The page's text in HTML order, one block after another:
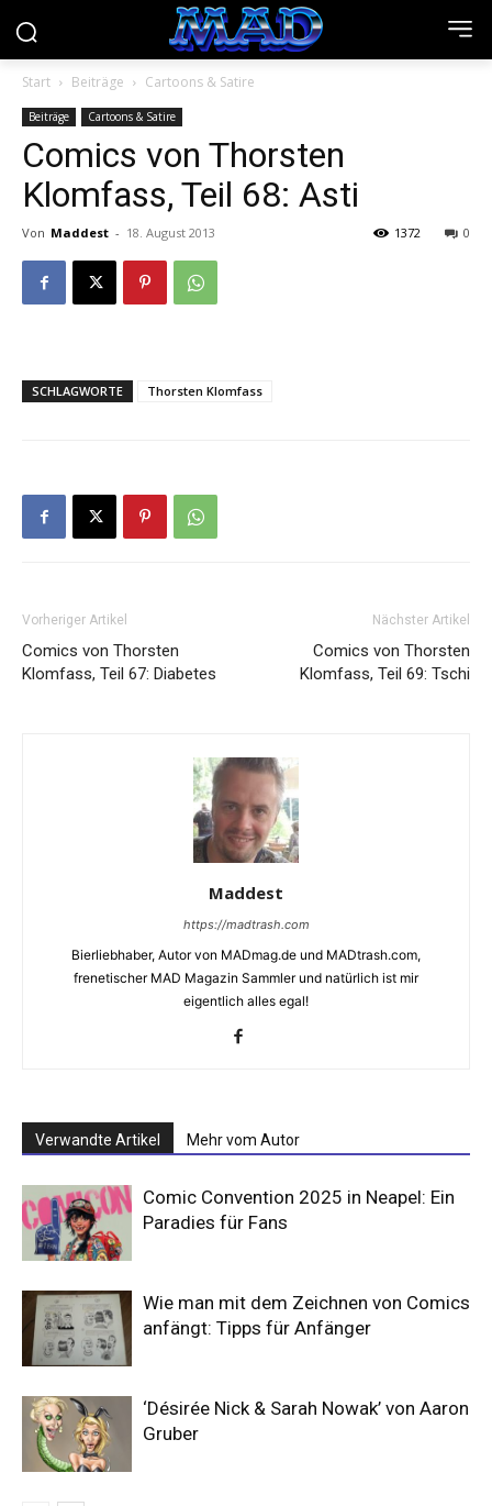
Start Beiträge Cartoons & Satire
Beiträge Cartoons & Satire
Comics von Thorsten
Klomfass, Teil 68: Asti
Von Maddest - 18. August 2013 0
1372
SCHLAGWORTE Thorsten Klomfass
Vorheriger Artikel
Comics von Thorsten
Klomfass, Teil 67: Diabetes
Nächster Artikel
Comics von Thorsten
Klomfass, Teil 69: Tschi
Maddest
https://madtrash.com
Bierliebhaber, Autor von MADmag.de und MADtrash.com,
frenetischer MAD Magazin Sammler und natürlich ist mir
eigentlich alles egal!
Verwandte Artikel Mehr vom Autor
Comic Convention 2025 in Neapel: Ein
Paradies für Fans
Wie man mit dem Zeichnen von Comics
anfängt: Tipps für Anfänger
‘Désirée Nick & Sarah Nowak’ von Aaron
Gruber